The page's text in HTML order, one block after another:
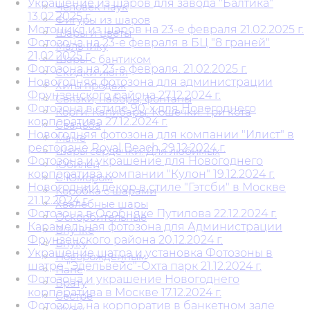
Человек паук
Фигуры из шаров
Шары и цветы
Мальчику
Шары с бантиком
Скидки июня
Хиты продаж
Связки, наборы, фонтаны
Корги. Капибары. Кошечки. Три кота
Свадьба
Маме
Шары сердечки. Для любимых
Юбилей
С Юмором
Коробка с шарами
Хвалебные шары
Оскорбительные
Внучке
Внуку
Новорожденным
Папе
Брату
Сестре
Украшение из шаров для завода "Балтика"
13.02.2025 г.
Мотоцикл из шаров на 23-е февраля 21.02.2025 г.
Фотозона на 23-е февраля в БЦ "8 граней"
21,02.2025 г.
Фотозона на 23-е февраля. 21.02.2025 г.
Новогодняя фотозона для администрации
Фрунзенского района 27.12.2024 г.
Фотозона в стиле 90-х для Новогоднего
корпоратива 27.12.2024 г.
Новогодняя фотозона для компании "Илист" в
ресторане Royal Beach 29.12.2024 г.
Фотозона и украшение для Новогоднего
корпоратива компании "Кулон" 19.12.2024 г.
Новогодний декор в стиле "Гэтсби" в Москве
21.12.2024 г.
Фотозона в Особняке Путилова 22.12.2024 г.
Карамельная фотозона для Администрации
Фрунзенского района 20.12.2024 г.
Украшение шатра и установка Фотозоны в
шатре "Эдельвейс"-Охта парк 21.12.2024 г.
Фотозона и украшение Новогоднего
корпоратива в Москве 17.12.2024 г.
Фотозона на корпоратив в банкетном зале